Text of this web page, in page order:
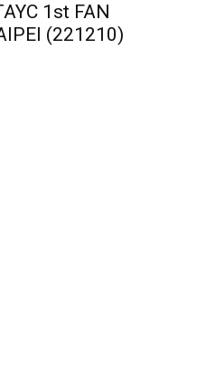
1st FAN
(221210)